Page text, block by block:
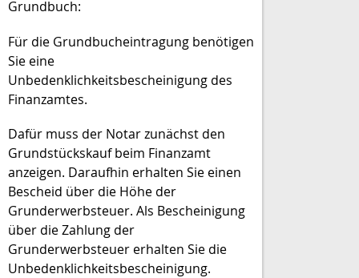
Grundbuch:
Für die Grundbucheintragung benötigen
Sie eine
Unbedenklichkeitsbescheinigung des
Finanzamtes.
Dafür muss der Notar zunächst den
Grundstückskauf beim Finanzamt
anzeigen. Daraufhin erhalten Sie einen
Bescheid über die Höhe der
Grunderwerbsteuer. Als Bescheinigung
über die Zahlung der
Grunderwerbsteuer erhalten Sie die
Unbedenklichkeitsbescheinigung.